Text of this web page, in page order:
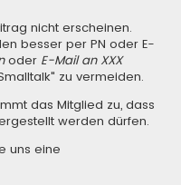
nicht erscheinen.
besser per PN oder E-
oder E-Mail an XXX
zu vermeiden.
das Mitglied zu, dass
werden dürfen.
uns eine